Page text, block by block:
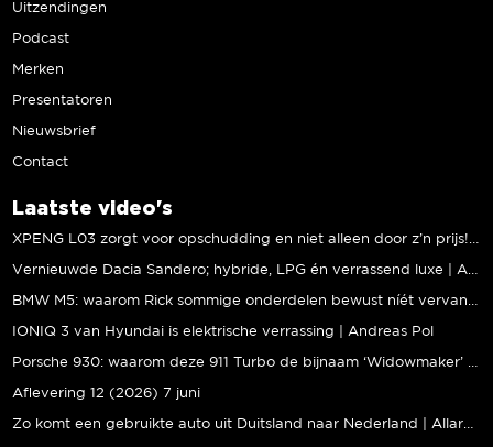
Uitzendingen
Podcast
Merken
Presentatoren
Nieuwsbrief
Contact
Laatste video's
IONIQ 3 van Hyundai is elektrische verrassing | Andreas Pol
Aflevering 12 (2026) 7 juni